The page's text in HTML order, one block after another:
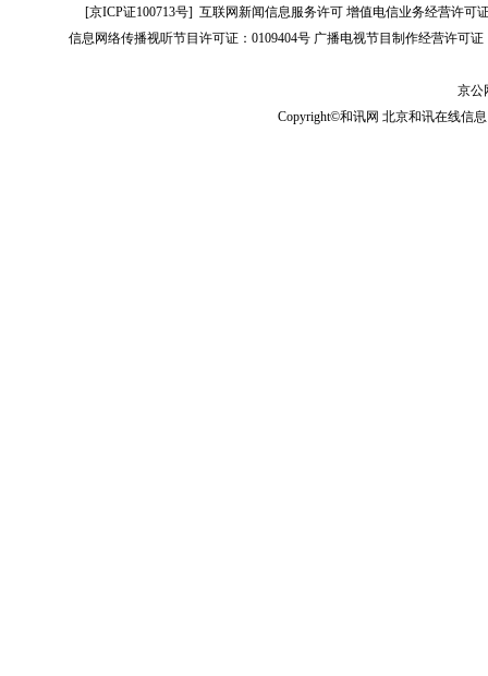
[京ICP证100713号]互联网新闻信息服务许可 增值电信业务经营许可
信息网络传播视听节目许可证：0109404号 广播电视节目制作经营许可证
京公
Copyright©和讯网 北京和讯在线信